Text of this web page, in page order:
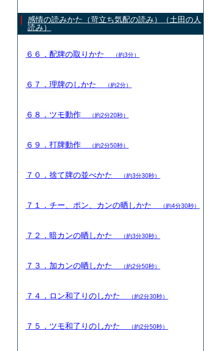
感情の読みかた（苛立ち気配の読み）（土田の人
読み）
６６．配牌の取りかた （約3分）
６７．理牌のしかた （約2分）
６８．ツモ動作 （約2分20秒）
６９．打牌動作 （約2分50秒）
７０．捨て牌の並べかた （約3分30秒）
７１．チー、ポン、カンの晒しかた （約4分30秒）
７２．暗カンの晒しかた （約3分30秒）
７３．加カンの晒しかた （約2分50秒）
７４．ロン和了りのしかた （約2分30秒）
７５．ツモ和了りのしかた （約2分50秒）